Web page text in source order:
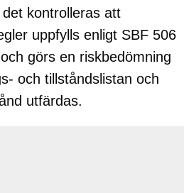
kontrolleras att
uppfylls enligt SBF 506
görs en riskbedömning
och tillståndslistan och
utfärdas.